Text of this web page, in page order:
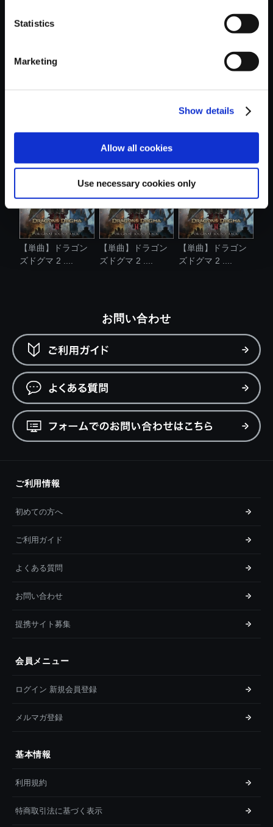
Statistics
Marketing
Show details
Allow all cookies
Use necessary cookies only
おすすめ商品
ズドグマ 2 ....
【単曲】ドラゴン
ズドグマ 2 ....
【単曲】ドラゴン
ズドグマ 2 ....
【単曲】ドラゴン
ズドグマ 2 ....
お問い合わせ
ご利用情報
初めての方へ
ご利用ガイド
よくある質問
お問い合わせ
提携サイト募集
会員メニュー
ログイン 新規会員登録
メルマガ登録
基本情報
利用規約
特商取引法に基づく表示